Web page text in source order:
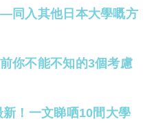
同入其他日本大學嘅方
你不能不知的3個考慮
新！一文睇哂10間大學